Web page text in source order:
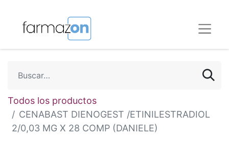
Todos los productos
CENABAST DIENOGEST /ETINILESTRADIOL
2/0,03 MG X 28 COMP (DANIELE)